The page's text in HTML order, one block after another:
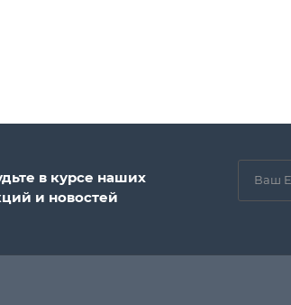
в курсе наших
и новостей